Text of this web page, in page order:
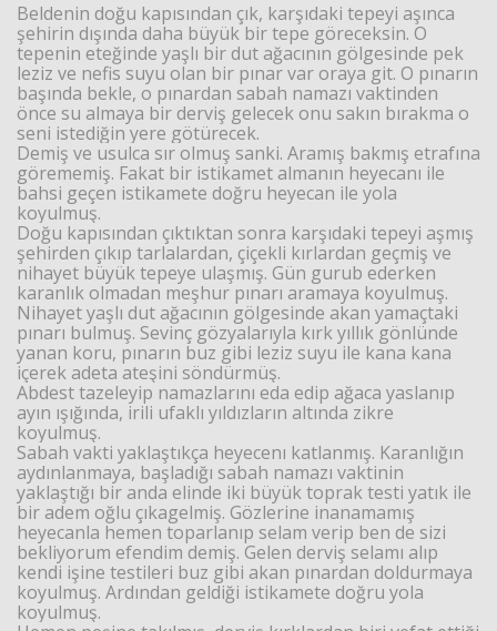
Beldenin doğu kapısından çık, karşıdaki tepeyi aşınca
şehirin dışında daha büyük bir tepe göreceksin. O
tepenin eteğinde yaşlı bir dut ağacının gölgesinde pek
leziz ve nefis suyu olan bir pınar var oraya git. O pınarın
başında bekle, o pınardan sabah namazı vaktinden
önce su almaya bir derviş gelecek onu sakın bırakma o
seni istediğin yere götürecek.
Demiş ve usulca sır olmuş sanki. Aramış bakmış etrafına
görememiş. Fakat bir istikamet almanın heyecanı ile
bahsi geçen istikamete doğru heyecan ile yola
koyulmuş.
Doğu kapısından çıktıktan sonra karşıdaki tepeyi aşmış
şehirden çıkıp tarlalardan, çiçekli kırlardan geçmiş ve
nihayet büyük tepeye ulaşmış. Gün gurub ederken
karanlık olmadan meşhur pınarı aramaya koyulmuş.
Nihayet yaşlı dut ağacının gölgesinde akan yamaçtaki
pınarı bulmuş. Sevinç gözyalarıyla kırk yıllık gönlünde
yanan koru, pınarın buz gibi leziz suyu ile kana kana
içerek adeta ateşini söndürmüş.
Abdest tazeleyip namazlarını eda edip ağaca yaslanıp
ayın ışığında, irili ufaklı yıldızların altında zikre
koyulmuş.
Sabah vakti yaklaştıkça heyecenı katlanmış. Karanlığın
aydınlanmaya, başladığı sabah namazı vaktinin
yaklaştığı bir anda elinde iki büyük toprak testi yatık ile
bir adem oğlu çıkagelmiş. Gözlerine inanamamış
heyecanla hemen toparlanıp selam verip ben de sizi
bekliyorum efendim demiş. Gelen derviş selamı alıp
kendi işine testileri buz gibi akan pınardan doldurmaya
koyulmuş. Ardından geldiği istikamete doğru yola
koyulmuş.